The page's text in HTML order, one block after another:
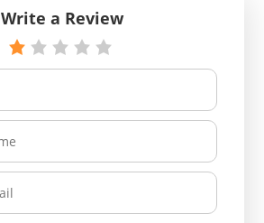
Write a Review